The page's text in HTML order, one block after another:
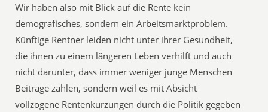
Wir haben also mit Blick auf die Rente kein
demografisches, sondern ein Arbeitsmarktproblem.
Künftige Rentner leiden nicht unter ihrer Gesundheit,
die ihnen zu einem längeren Leben verhilft und auch
nicht darunter, dass immer weniger junge Menschen
Beiträge zahlen, sondern weil es mit Absicht
vollzogene Rentenkürzungen durch die Politik gegeben